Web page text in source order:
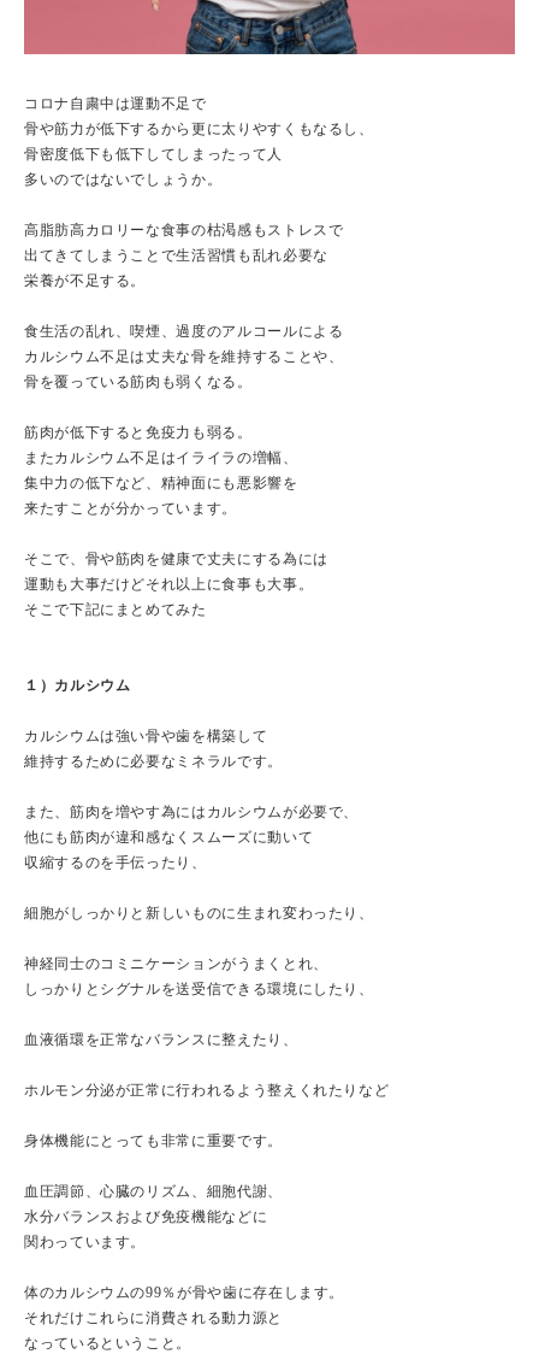
コロナ自粛中は運動不足で
骨や筋力が低下するから更に太りやすくもなるし、
骨密度低下も低下してしまったって人
多いのではないでしょうか。
高脂肪高カロリーな食事の枯渇感もストレスで
出てきてしまうことで生活習慣も乱れ必要な
栄養が不足する。
食生活の乱れ、喫煙、過度のアルコールによる
カルシウム不足は丈夫な骨を維持することや、
骨を覆っている筋肉も弱くなる。
筋肉が低下すると免疫力も弱る。
またカルシウム不足はイライラの増幅、
集中力の低下など、精神面にも悪影響を
来たすことが分かっています。
そこで、骨や筋肉を健康で丈夫にする為には
運動も大事だけどそれ以上に食事も大事。
そこで下記にまとめてみた
１）カルシウム
カルシウムは強い骨や歯を構築して
維持するために必要なミネラルです。
また、筋肉を増やす為にはカルシウムが必要で、
他にも筋肉が違和感なくスムーズに動いて
収縮するのを手伝ったり、
細胞がしっかりと新しいものに生まれ変わったり、
神経同士のコミニケーションがうまくとれ、
しっかりとシグナルを送受信できる環境にしたり、
血液循環を正常なバランスに整えたり、
ホルモン分泌が正常に行われるよう整えくれたりなど
身体機能にとっても非常に重要です。
血圧調節、心臓のリズム、細胞代謝、
水分バランスおよび免疫機能などに
関わっています。
体のカルシウムの99％が骨や歯に存在します。
それだけこれらに消費される動力源と
なっているということ。